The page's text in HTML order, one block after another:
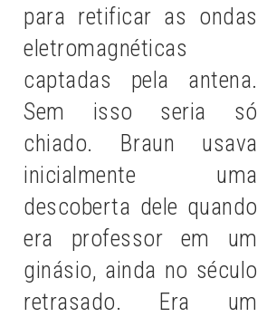
para retificar as ondas
eletromagnéticas
captadas pela antena.
Sem isso seria só
chiado. Braun usava
inicialmente uma
descoberta dele quando
era professor em um
ginásio, ainda no século
retrasado. Era um